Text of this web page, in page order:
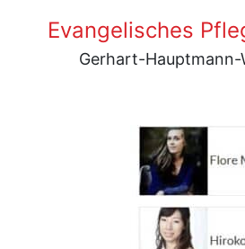
Evangelisches
Gerhart-Hauptmann-